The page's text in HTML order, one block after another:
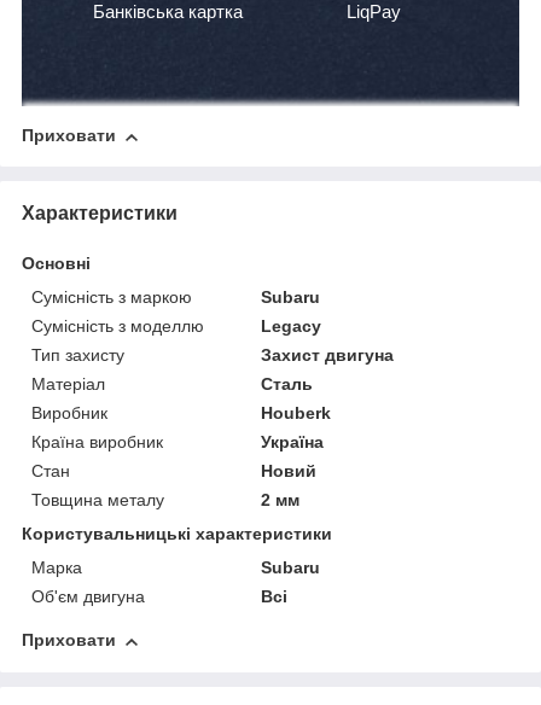
Банківська картка LiqPay
Приховати
Характеристики
Основні
Сумісність з маркою
Subaru
Сумісність з моделлю
Legacy
Тип захисту
Захист двигуна
Матеріал
Сталь
Виробник
Houberk
Країна виробник
Україна
Стан
Новий
Товщина металу
2 мм
Користувальницькі характеристики
Марка
Subaru
Об'єм двигуна
Всі
Приховати